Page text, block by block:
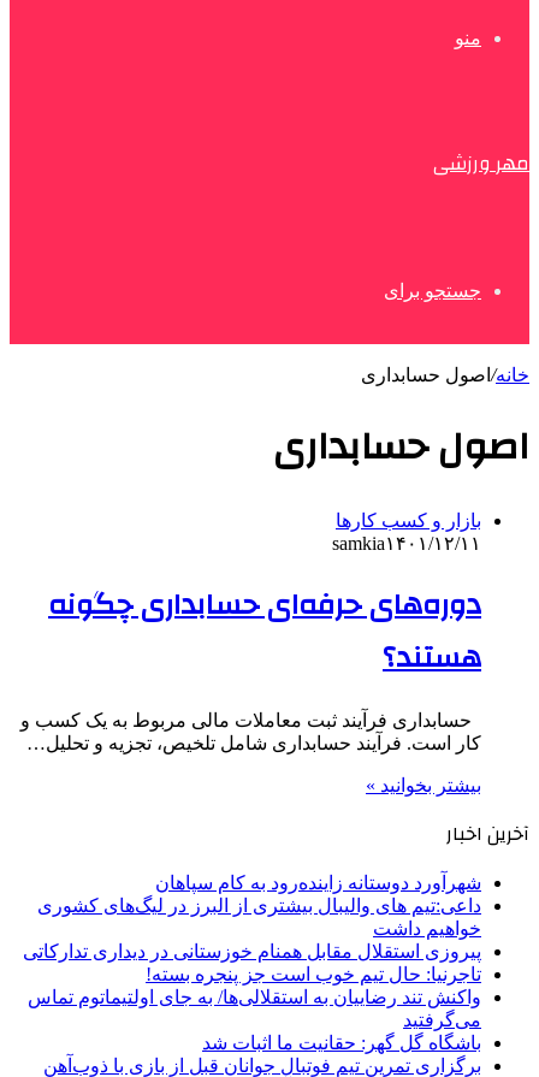
منو
مهر ورزشی
جستجو برای
خانه/ اصول حسابداری
اصول حسابداری
بازار و کسب کارها
samkia۱۴۰۱/۱۲/۱۱
دوره‌های حرفه‌ای حسابداری چگونه
هستند؟
حسابداری فرآیند ثبت معاملات مالی مربوط به یک کسب و
کار است. فرآیند حسابداری شامل تلخیص، تجزیه و تحلیل…
بیشتر بخوانید »
آخرین اخبار
شهرآورد دوستانه زاینده‌رود به کام سپاهان
داعی:تیم های والیبال بیشتری از البرز در لیگ‌های کشوری
خواهیم داشت
پیروزی استقلال مقابل همنام خوزستانی در دیداری تدارکاتی
تاجرنیا: حال تیم خوب است جز پنجره بسته!
واکنش تند رضاییان به استقلالی‌ها/ به جای اولتیماتوم تماس
می‌گرفتید
باشگاه گل گهر: حقانیت ما اثبات شد
برگزاری تمرین تیم فوتبال جوانان قبل از بازی با ذوب‌آهن